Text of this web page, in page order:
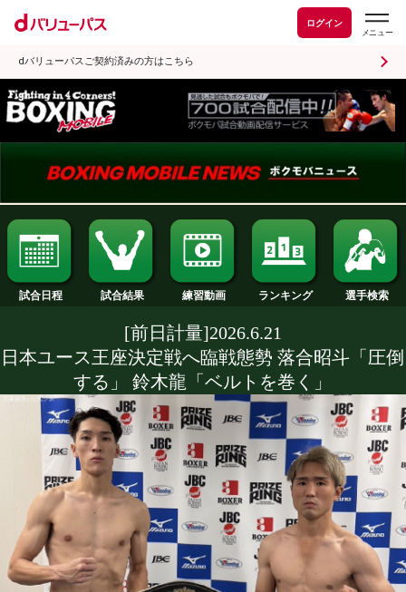
ログイン
dバリューパスご契約済みの方はこちら
試合日程 試合結果 練習動画 ランキング
[前日計量]2026.6.21
日本ユース王座決定戦へ臨戦態勢 落合
する」 鈴木龍「ベルトを巻く」